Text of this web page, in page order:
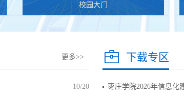
校园大门
更多>>
10/20
下载专区
枣庄学院2026年信息化